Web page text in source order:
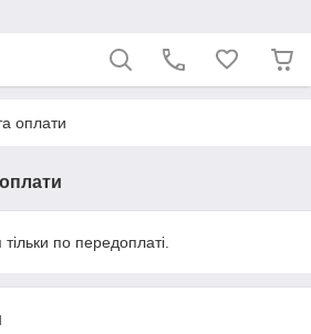
оплати
по передоплаті.